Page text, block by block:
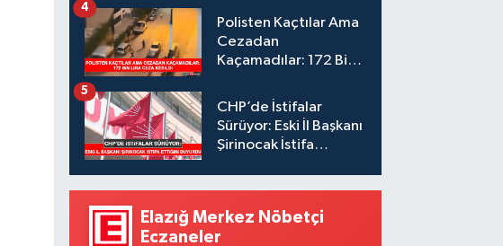
Polisten Kaçtılar Ama
Cezadan
Kaçamadılar: 172 Bin
4
CHP’de İstifalar
Sürüyor: Eski İl Başkanı
Şirinocak İstifa
5
Elazığ Merkez Nöbetçi
Eczaneler